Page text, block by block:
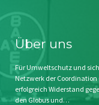
Kontakt
Impressum
Störfälle
Stichwort BAYER
Jahrestagung
SPENDEN
Über uns
Für Umweltschutz und
Netzwerk der Coordination
erfolgreich Widerstand
den Globus und…